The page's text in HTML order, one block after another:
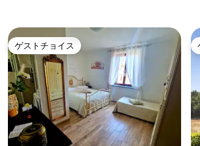
、5つ星中4.96つ星の平均評価
ゲストチョイス
ゲストチョイス